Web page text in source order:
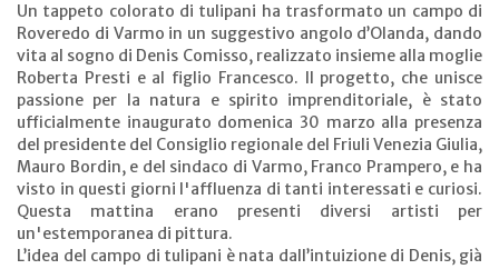
Un tappeto colorato di tulipani ha trasformato un campo di
Roveredo di Varmo in un suggestivo angolo d’Olanda, dando
vita al sogno di Denis Comisso, realizzato insieme alla moglie
Roberta Presti e al figlio Francesco. Il progetto, che unisce
passione per la natura e spirito imprenditoriale, è stato
ufficialmente inaugurato domenica 30 marzo alla presenza
del presidente del Consiglio regionale del Friuli Venezia Giulia,
Mauro Bordin, e del sindaco di Varmo, Franco Prampero, e ha
visto in questi giorni l'affluenza di tanti interessati e curiosi.
Questa mattina erano presenti diversi artisti per
un'estemporanea di pittura.
L’idea del campo di tulipani è nata dall’intuizione di Denis, già